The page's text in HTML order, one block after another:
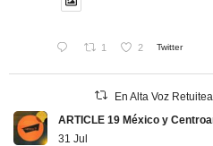
1 2 Twitter
En Alta Voz
ARTICLE 19 México y
31 Jul